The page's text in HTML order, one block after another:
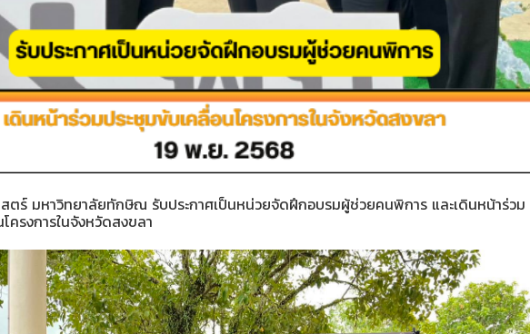
ตร์ มหาวิทยาลัยทักษิณ รับประกาศเป็นหน่วยจัดฝึกอบรมผู้ช่วยคนพิการ และเดินหน้าร่วม
ครงการในจังหวัดสงขลา